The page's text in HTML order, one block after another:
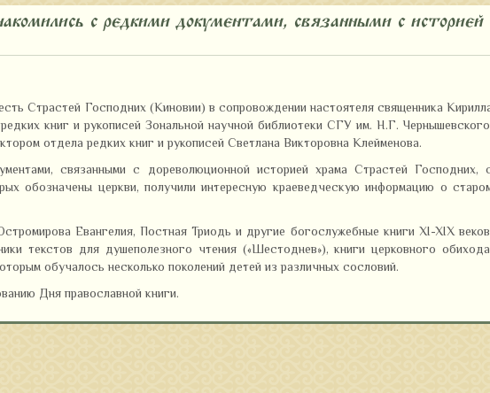
с редкими документами, связанными с историей
Страстей Господних (Киновии) в сопровождении настоятеля священника
книг и рукописей Зональной научной библиотеки СГУ им. Н.Г.
отдела редких книг и рукописей Светлана Викторовна Клейменова.
связанными с дореволюционной историей храма Страстей Господних,
обозначены церкви, получили интересную краеведческую информацию о
Евангелия, Постная Триодь и другие богослужебные книги XI-XIX
текстов для душеполезного чтения («Шестоднев»), книги церковного
обучалось несколько поколений детей из различных сословий.
Дня православной книги.